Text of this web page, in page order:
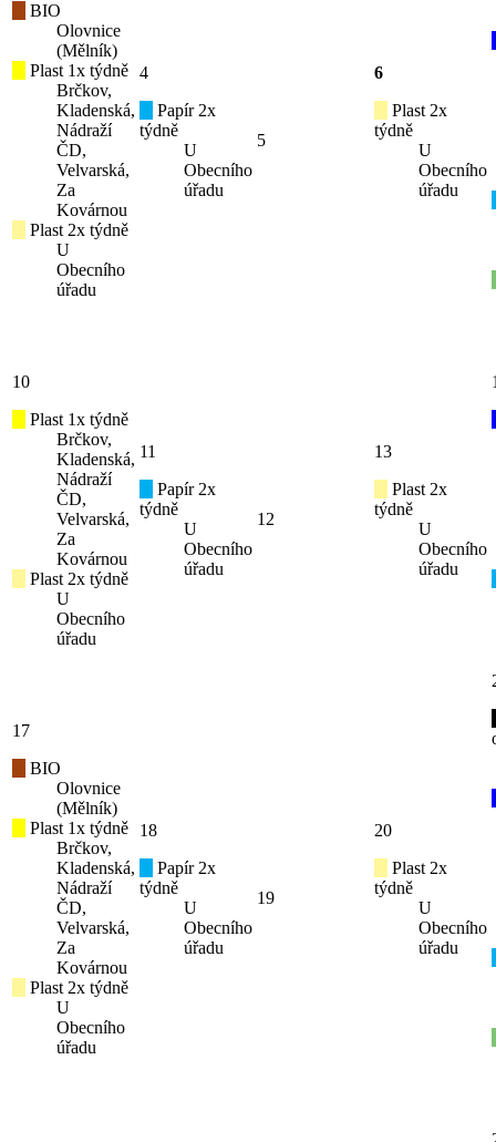
BIO
Olovnice
(Mělník)
Plast 1x týdně
Brčkov,
Kladenská,
Nádraží
ČD,
Velvarská,
Za
Kovárnou
Plast 2x týdně
U
Obecního
úřadu
4
Papír 2x
týdně
U
Obecního
úřadu
5
6
Plast 2x
týdně
U
Obecního
úřadu
10
Plast 1x týdně
Brčkov,
Kladenská,
Nádraží
ČD,
Velvarská,
Za
Kovárnou
Plast 2x týdně
U
Obecního
úřadu
11
Papír 2x
týdně
U
Obecního
úřadu
12
13
Plast 2x
týdně
U
Obecního
úřadu
17
BIO
Olovnice
(Mělník)
Plast 1x týdně
Brčkov,
Kladenská,
Nádraží
ČD,
Velvarská,
Za
Kovárnou
Plast 2x týdně
U
Obecního
úřadu
18
Papír 2x
týdně
U
Obecního
úřadu
19
20
Plast 2x
týdně
U
Obecního
úřadu